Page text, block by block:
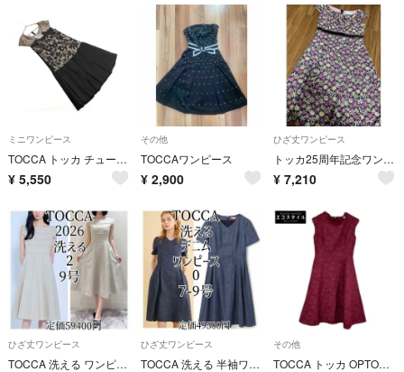
ミニワンピース
TOCCA トッカ チュール 切替 ワンピース sizeM/黒 ■◆ レディース
¥ 5,550
その他
TOCCAワンピース
¥ 2,900
ひざ丈ワンピース
トッカ25周年記念ワンピース🩷タイムセール❣️
¥ 7,210
ひざ丈ワンピース
TOCCA 洗える ワンピース 2 ベージュ 2026 現行品 トッカ 9号 M
ひざ丈ワンピース
TOCCA 洗える 半袖ワンピース 0 デニム ネイビー トッカ 紺色 2024
その他
TOCCA トッカ OPTONW0102 レッド 【洗える!】VERONICA ドレス 0